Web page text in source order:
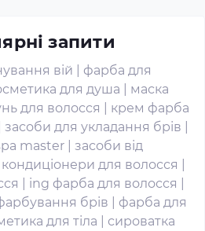
запити
вій
фарба для
для душа
маска
для волосся
крем фарба
засоби для укладання брів
master
засоби від
кондиціонери для волосся
ing фарба для волосся
брів
фарба для
для тіла
сироватка